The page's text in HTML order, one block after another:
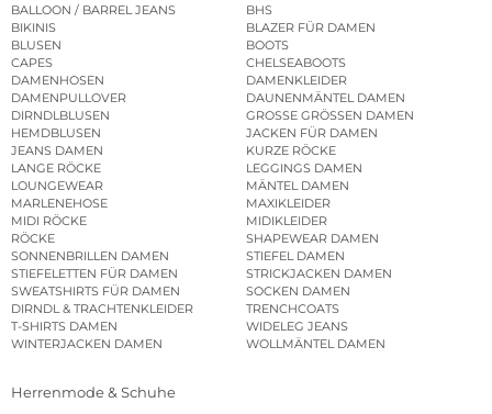
BALLOON / BARREL JEANS
BHS
BIKINIS
BLAZER FÜR DAMEN
BLUSEN
BOOTS
CAPES
CHELSEABOOTS
DAMENHOSEN
DAMENKLEIDER
DAMENPULLOVER
DAUNENMÄNTEL DAMEN
DIRNDLBLUSEN
GROSSE GRÖSSEN DAMEN
HEMDBLUSEN
JACKEN FÜR DAMEN
JEANS DAMEN
KURZE RÖCKE
LANGE RÖCKE
LEGGINGS DAMEN
LOUNGEWEAR
MÄNTEL DAMEN
MARLENEHOSE
MAXIKLEIDER
MIDI RÖCKE
MIDIKLEIDER
RÖCKE
SHAPEWEAR DAMEN
SONNENBRILLEN DAMEN
STIEFEL DAMEN
STIEFELETTEN FÜR DAMEN
STRICKJACKEN DAMEN
SWEATSHIRTS FÜR DAMEN
SOCKEN DAMEN
DIRNDL & TRACHTENKLEIDER
TRENCHCOATS
T-SHIRTS DAMEN
WIDELEG JEANS
WINTERJACKEN DAMEN
WOLLMÄNTEL DAMEN
Herrenmode & Schuhe